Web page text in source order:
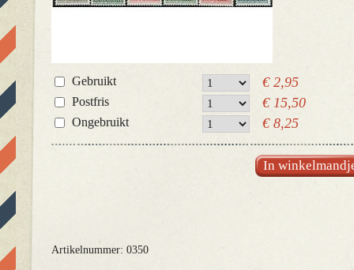
Gebruikt € 2,95
Postfris € 15,50
Ongebruikt € 8,25
Artikelnummer: 0350
In